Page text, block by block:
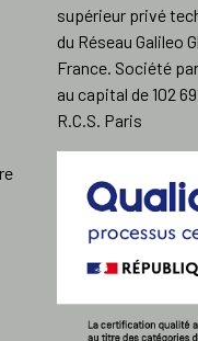
supérieur privé
du Réseau Galileo
France. Société
au capital de 102
R.C.S. Paris